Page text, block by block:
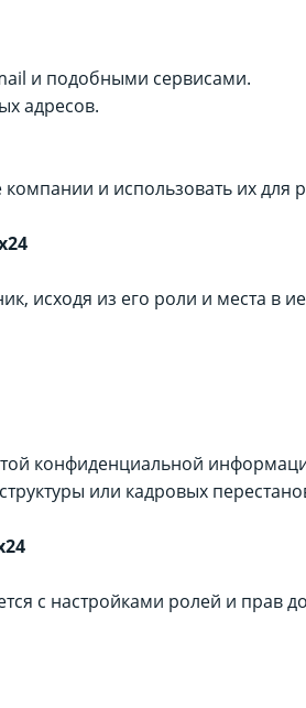
и подобными сервисами.
адресов.
и использовать их для
исходя из его роли и места в
конфиденциальной
или кадровых
с настройками ролей и прав